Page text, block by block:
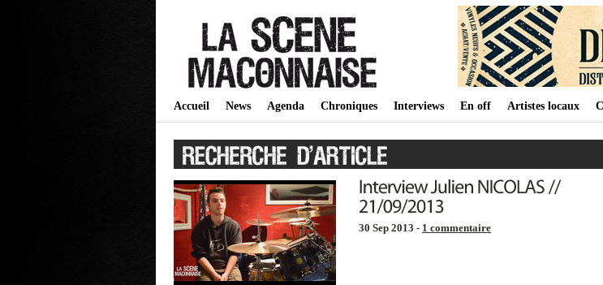
Accueil News Agenda Chroniques Interviews En off Artistes locaux
30 Sep 2013 - 1 commentaire